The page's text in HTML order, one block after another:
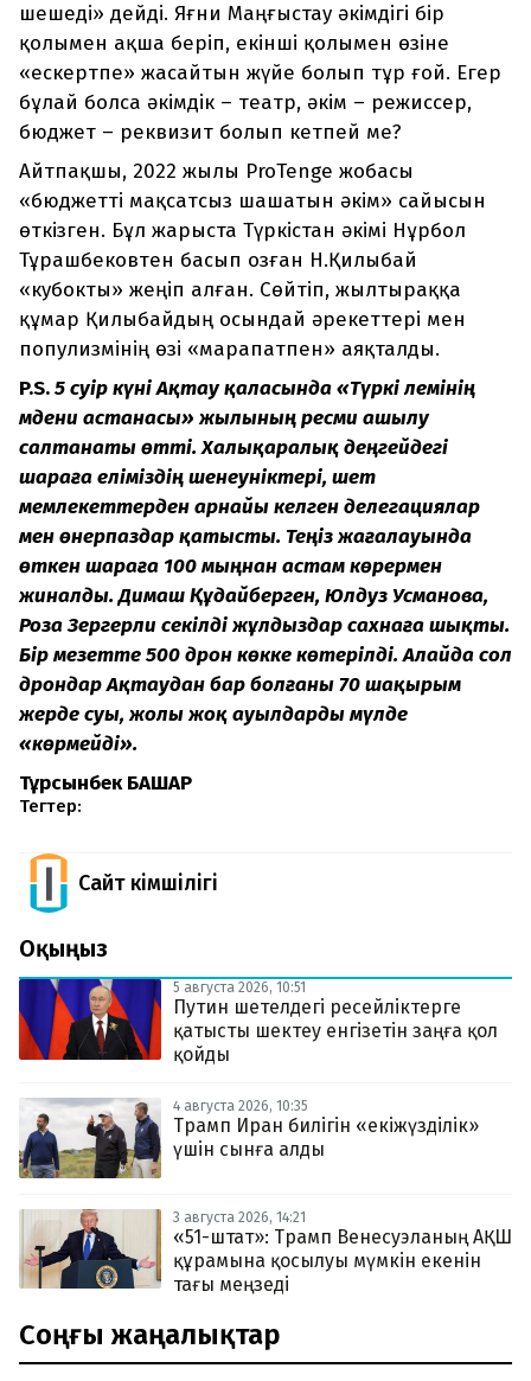
шешеді» дейді. Яғни Маңғыстау әкімдігі бір
қолымен ақша беріп, екінші қолымен өзіне
«ескертпе» жасайтын жүйе болып тұр ғой. Егер
бұлай болса әкімдік – театр, әкім – режиссер,
бюджет – реквизит болып кетпей ме?
Айтпақшы, 2022 жылы ProTenge жобасы
«бюджетті мақсатсыз шашатын әкім» сайысын
өткізген. Бұл жарыста Түркістан әкімі Нұрбол
Тұрашбековтен басып озған Н.Қилыбай
«кубокты» жеңіп алған. Сөйтіп, жылтыраққа
құмар Қилыбайдың осындай әрекеттері мен
популизмінің өзі «марапатпен» аяқталды.
P.S.5 сәуір күні Ақтау қаласында «Түркі әлемінің
мәдени астанасы» жылының ресми ашылу
салтанаты өтті. Халықаралық деңгейдегі
шараға еліміздің шенеуніктері, шет
мемлекеттерден арнайы келген делегациялар
мен өнерпаздар қатысты. Теңіз жағалауында
өткен шараға 100 мыңнан астам көрермен
жиналды. Димаш Құдайберген, Юлдуз Усманова,
Роза Зергерли секілді жұлдыздар сахнаға шықты.
Бір мезетте 500 дрон көкке көтерілді. Алайда сол
дрондар Ақтаудан бар болғаны 70 шақырым
жерде суы, жолы жоқ ауылдарды мүлде
«көрмейді».
Тұрсынбек БАШАР
Тегтер:
Сайт Әкімшілігі
Оқыңыз
5 августа 2026, 10:51
Путин шетелдегі ресейліктерге
қатысты шектеу енгізетін заңға қол
қойды
4 августа 2026, 10:35
Трамп Иран билігін «екіжүзділік»
үшін сынға алды
3 августа 2026, 14:21
«51-штат»: Трамп Венесуэланың АҚШ
құрамына қосылуы мүмкін екенін
тағы меңзеді
Соңғы жаңалықтар